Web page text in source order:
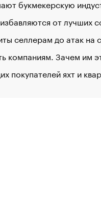
букмекерскую
от лучших
селлерам до атак на
компаниям. Зачем им
покупателей яхт и